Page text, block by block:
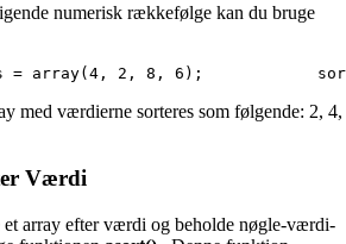
numerisk rækkefølge kan du bruge
= array(4, 2, 8, 6);
med værdierne sorteres som følgende: 2, 4,
Værdi
et array efter værdi og beholde nøgle-værdi-